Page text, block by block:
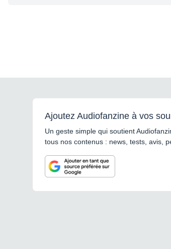
Ajoutez Audiofanzine à vos
Un geste simple qui soutient
tous nos contenus : news, tests, avis,